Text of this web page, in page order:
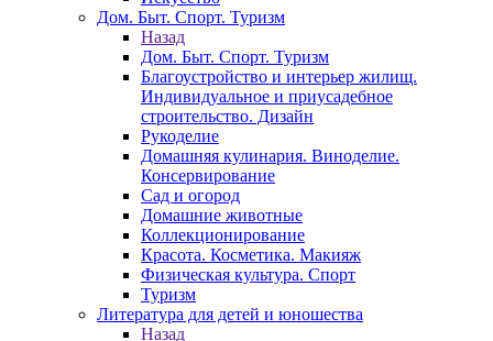
Дом. Быт. Спорт. Туризм
Назад
Дом. Быт. Спорт. Туризм
Благоустройство и интерьер жилищ.
Индивидуальное и приусадебное
строительство. Дизайн
Рукоделие
Домашняя кулинария. Виноделие.
Консервирование
Сад и огород
Домашние животные
Коллекционирование
Красота. Косметика. Макияж
Физическая культура. Спорт
Туризм
Литература для детей и юношества
Назад